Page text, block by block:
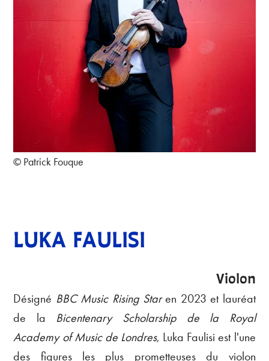
© Patrick Fouque
LUKA FAULISI
Violon
Désigné BBC Music Rising Staren 2023 et lauréat
de la Bicentenary Scholarship de la Royal
Academy of Music de Londres, Luka Faulisi est l'une
des figures les plus prometteuses du violon